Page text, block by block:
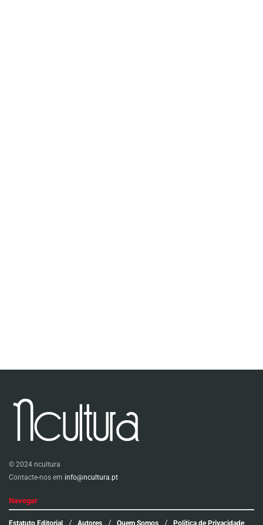
© 2024 ncultura
Contacte-nos em info@ncultura.pt
Navegar
Estatuto Editorial Autores Quem Somos Política de Privacidade